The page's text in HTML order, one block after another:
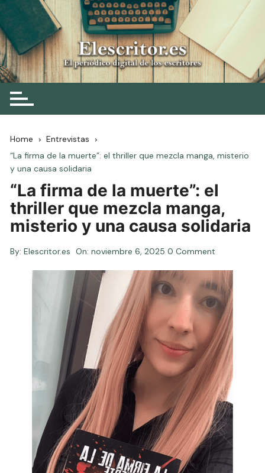
Skip
to
content
Elescritor.es
El periódico digital de los escritores
Home
Entrevistas
“La firma de la muerte”: el thriller que mezcla manga, misterio
y una causa solidaria
“La firma de la muerte”: el
thriller que mezcla manga,
misterio y una causa solidaria
By: Elescritor.es On:noviembre 6, 2025 0 Comment